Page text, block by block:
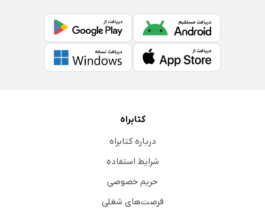
کتابراه
درباره کتابراه
شرایط استفاده
حریم خصوصی
فرصت‌های شغلی